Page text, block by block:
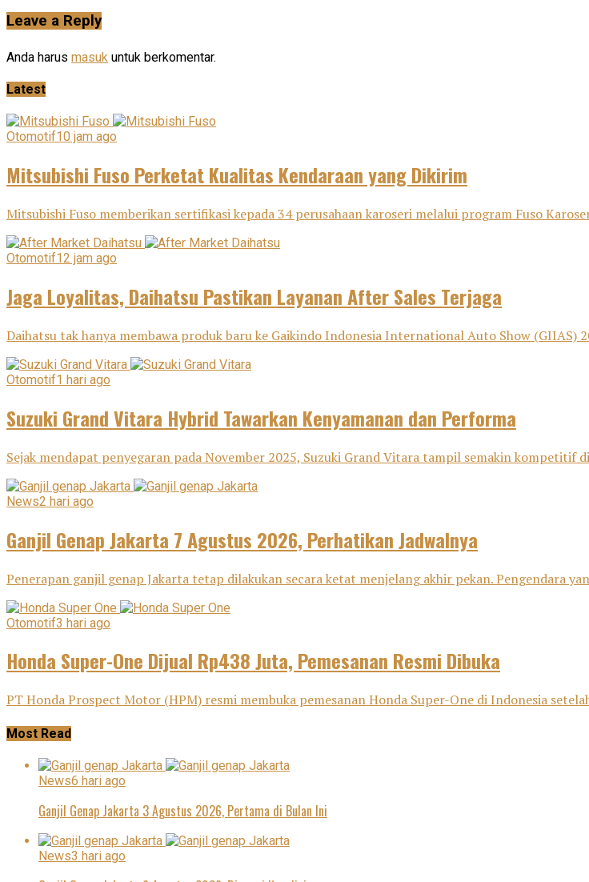
Leave a Reply
Anda harus masuk untuk berkomentar.
Latest
Otomotif10 jam ago
Mitsubishi Fuso Perketat Kualitas Kendaraan yang Dikirim
Mitsubishi Fuso memberikan sertifikasi kepada 34 perusahaan karoseri melalui program Fuso
Otomotif12 jam ago
Jaga Loyalitas, Daihatsu Pastikan Layanan After Sales Terjaga
Daihatsu tak hanya membawa produk baru ke Gaikindo Indonesia International Auto Show
Otomotif1 hari ago
Suzuki Grand Vitara Hybrid Tawarkan Kenyamanan dan Performa
Sejak mendapat penyegaran pada November 2025, Suzuki Grand Vitara tampil semakin kompetitif
News2 hari ago
Ganjil Genap Jakarta 7 Agustus 2026, Perhatikan Jadwalnya
Penerapan ganjil genap Jakarta tetap dilakukan secara ketat menjelang akhir pekan. Pengendara
Otomotif3 hari ago
Honda Super-One Dijual Rp438 Juta, Pemesanan Resmi Dibuka
PT Honda Prospect Motor (HPM) resmi membuka pemesanan Honda Super-One di Indonesia
Most Read
News6 hari ago
Ganjil Genap Jakarta 3 Agustus 2026, Pertama di Bulan Ini
News3 hari ago